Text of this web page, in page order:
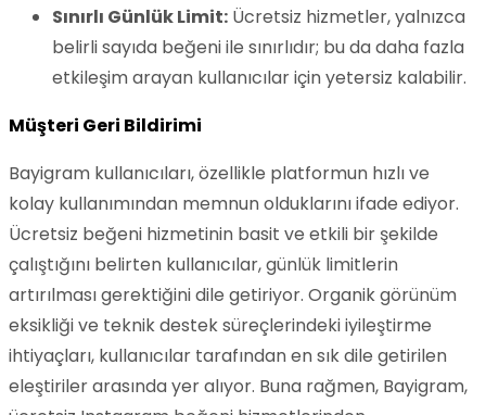
Sınırlı Günlük Limit: Ücretsiz hizmetler, yalnızca
belirli sayıda beğeni ile sınırlıdır; bu da daha fazla
etkileşim arayan kullanıcılar için yetersiz kalabilir.
Müşteri Geri Bildirimi
Bayigram kullanıcıları, özellikle platformun hızlı ve
kolay kullanımından memnun olduklarını ifade ediyor.
Ücretsiz beğeni hizmetinin basit ve etkili bir şekilde
çalıştığını belirten kullanıcılar, günlük limitlerin
artırılması gerektiğini dile getiriyor. Organik görünüm
eksikliği ve teknik destek süreçlerindeki iyileştirme
ihtiyaçları, kullanıcılar tarafından en sık dile getirilen
eleştiriler arasında yer alıyor. Buna rağmen, Bayigram,